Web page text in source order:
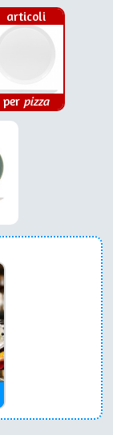
articoli
per pizza